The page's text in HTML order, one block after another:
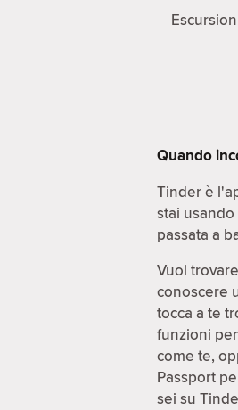
Quando
Tinder è
stai
passata a
Vuoi
conoscere
tocca a te
funzioni
come te,
Passport
sei su